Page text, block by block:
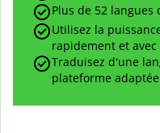
Plus de 52 langues
Utilisez la
rapidement et
Traduisez d'une
plateforme